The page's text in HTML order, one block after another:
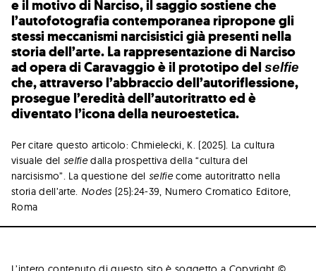
e il motivo di Narciso, il saggio sostiene che
l’autofotografia contemporanea ripropone gli
stessi meccanismi narcisistici già presenti nella
storia dell’arte. La rappresentazione di Narciso
ad opera di Caravaggio è il prototipo del selfie
che, attraverso l’abbraccio dell’autoriflessione,
prosegue l’eredità dell’autoritratto ed è
diventato l’icona della neuroestetica.
Per citare questo articolo: Chmielecki, K. (2025). La cultura
visuale del selfiedalla prospettiva della “cultura del
narcisismo”. La questione del selfiecome autoritratto nella
storia dell’arte. Nodes(25):24-39, Numero Cromatico Editore,
Roma